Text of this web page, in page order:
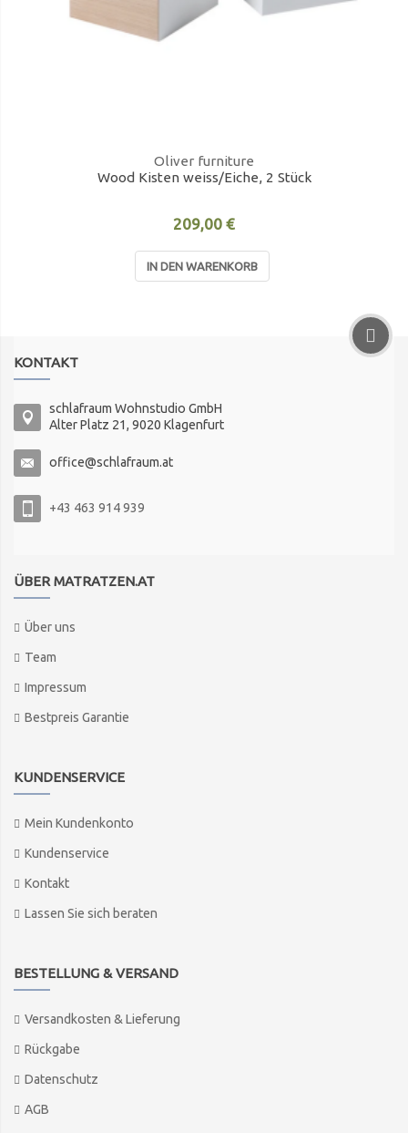
Oliver furniture
Wood Kisten weiss/Eiche, 2 Stück
209,00 €
IN DEN WARENKORB
KONTAKT
schlafraum Wohnstudio GmbH
Alter Platz 21, 9020 Klagenfurt
office@schlafraum.at
+43 463 914 939
ÜBER MATRATZEN.AT
Über uns
Team
Impressum
Bestpreis Garantie
KUNDENSERVICE
Mein Kundenkonto
Kundenservice
Kontakt
Lassen Sie sich beraten
BESTELLUNG & VERSAND
Versandkosten & Lieferung
Rückgabe
Datenschutz
AGB